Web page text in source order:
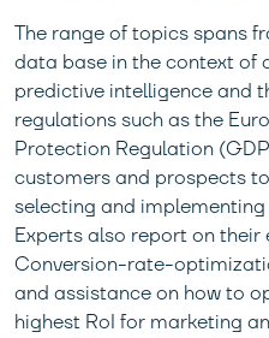
The range of topics spans
data base in the context of
predictive intelligence and
regulations such as the
Protection Regulation
customers and prospects
selecting and implementing
Experts also report on their
Conversion-rate-
and assistance on how to
highest RoI for marketing